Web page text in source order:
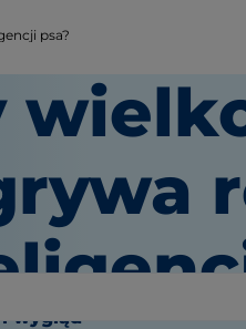
psa?
wygląd